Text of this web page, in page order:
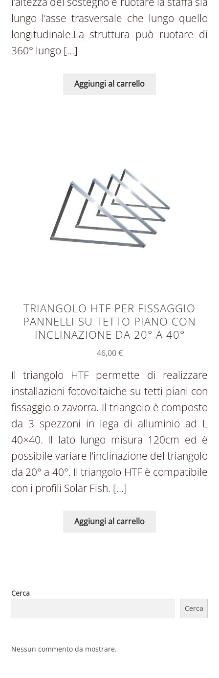
lungo l’asse trasversale che lungo quello
longitudinale.La struttura può ruotare di
360° lungo […]
Aggiungi al carrello
TRIANGOLO HTF PER FISSAGGIO
PANNELLI SU TETTO PIANO CON
INCLINAZIONE DA 20° A 40°
46,00€
Il triangolo HTF permette di realizzare
installazioni fotovoltaiche su tetti piani con
fissaggio o zavorra. Il triangolo è composto
da 3 spezzoni in lega di alluminio ad L
40×40. Il lato lungo misura 120cm ed è
possibile variare l’inclinazione del triangolo
da 20° a 40°. Il triangolo HTF è compatibile
con i profili Solar Fish. […]
Aggiungi al carrello
Cerca
Cerca
Nessun commento da mostrare.